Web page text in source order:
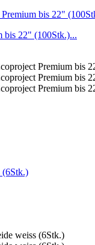
bis 22" (100Stk.)...